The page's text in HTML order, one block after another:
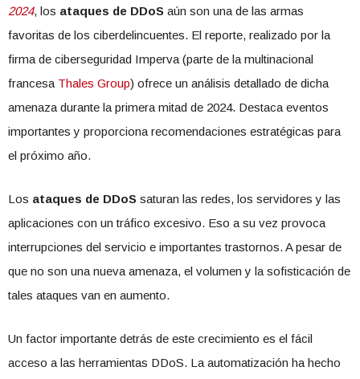
2024, los ataques de DDoS aún son una de las armas
favoritas de los ciberdelincuentes. El reporte, realizado por la
firma de ciberseguridad Imperva (parte de la multinacional
francesa Thales Group) ofrece un análisis detallado de dicha
amenaza durante la primera mitad de 2024. Destaca eventos
importantes y proporciona recomendaciones estratégicas para
el próximo año.
Los ataques de DDoS saturan las redes, los servidores y las
aplicaciones con un tráfico excesivo. Eso a su vez provoca
interrupciones del servicio e importantes trastornos. A pesar de
que no son una nueva amenaza, el volumen y la sofisticación de
tales ataques van en aumento.
Un factor importante detrás de este crecimiento es el fácil
acceso a las herramientas DDoS. La automatización ha hecho